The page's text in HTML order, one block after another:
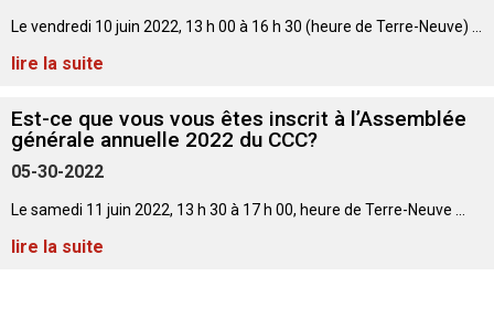
Lapphund suédois
Whippet
Chien nu du Pérou (Perro Sin Pelo Del Peru)
Épagneul Sussex
Épagneul springer gallois
Spinone italiano
Terrier blanc du West Highland
Rottweiler
Samoyède
Schnauzer (géant)
Le vendredi 10 juin 2022, 13 h 00 à 16 h 30 (heure de Terre-Neuve) ...
lire la suite
Est-ce que vous vous êtes inscrit à l’Assemblée
générale annuelle 2022 du CCC?
05-30-2022
Le samedi 11 juin 2022, 13 h 30 à 17 h 00, heure de Terre-Neuve ...
lire la suite